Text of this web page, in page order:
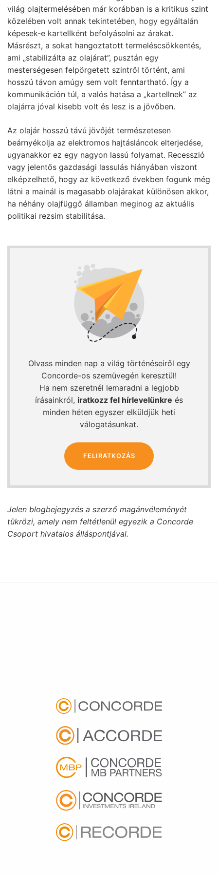
világ olajtermelésében már korábban is a kritikus szint
közelében volt annak tekintetében, hogy egyáltalán
képesek-e kartellként befolyásolni az árakat.
Másrészt, a sokat hangoztatott termeléscsökkentés,
ami „stabilizálta az olajárat”, pusztán egy
mesterségesen felpörgetett szintről történt, ami
hosszú távon amúgy sem volt fenntartható. Így a
kommunikáción túl, a valós hatása a „kartellnek” az
olajárra jóval kisebb volt és lesz is a jövőben.
Az olajár hosszú távú jövőjét természetesen
beárnyékolja az elektromos hajtásláncok elterjedése,
ugyanakkor ez egy nagyon lassú folyamat. Recesszió
vagy jelentős gazdasági lassulás hiányában viszont
elképzelhető, hogy az következő években fogunk még
látni a mainál is magasabb olajárakat különösen akkor,
ha néhány olajfüggő államban meginog az aktuális
politikai rezsim stabilitása.
Olvass minden nap a világ történéseiről egy
Concorde-os szemüvegén keresztül!
Ha nem szeretnél lemaradni a legjobb
írásainkról, iratkozz fel hírlevelünkre és
minden héten egyszer elküldjük heti
válogatásunkat.
FELIRATKOZÁS
Jelen blogbejegyzés a szerző magánvéleményét
tükrözi, amely nem feltétlenül egyezik a Concorde
Csoport hivatalos álláspontjával.